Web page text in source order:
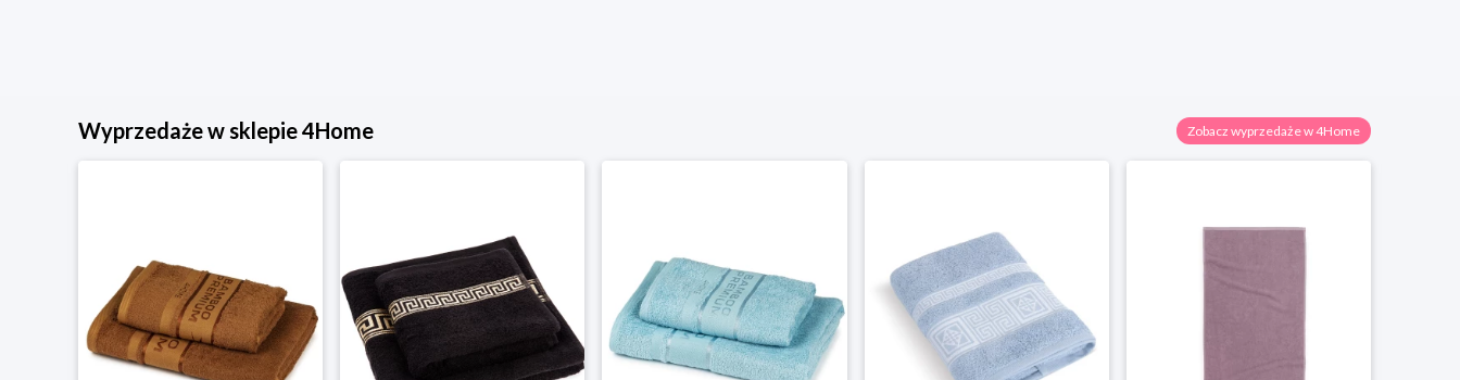
Wyprzedaże w sklepie 4Home Zobacz wyprzedaże w 4Home